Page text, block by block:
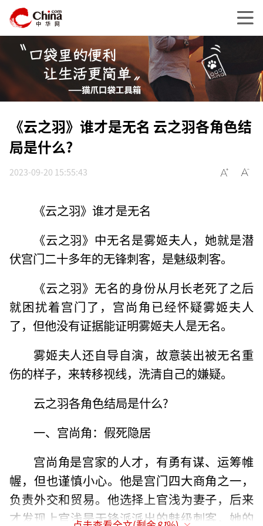
《云之羽》谁才是无名 云之羽各角色结
局是什么?
2023-09-20 15:55:43
《云之羽》谁才是无名
《云之羽》中无名是雾姬夫人，她就是潜
伏宫门二十多年的无锋刺客，是魅级刺客。
《云之羽》无名的身份从月长老死了之后
就困扰着宫门了，宫尚角已经怀疑雾姬夫人
了，但他没有证据能证明雾姬夫人是无名。
雾姬夫人还自导自演，故意装出被无名重
伤的样子，来转移视线，洗清自己的嫌疑。
云之羽各角色结局是什么?
一、宫尚角：假死隐居
宫尚角是宫家的人才，有勇有谋、运筹帷
幄，但也谨慎小心。他是宫门四大商角之一，
负责外交和贸易。他选择上官浅为妻子，后来
才发现上官浅是无锋派派出的魅级刺客，她的